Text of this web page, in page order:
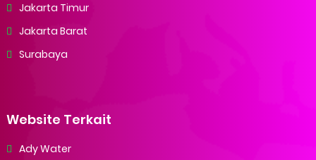
Jakarta Timur
Jakarta Barat
Surabaya
Website Terkait
Ady Water